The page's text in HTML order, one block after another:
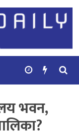
भवन,